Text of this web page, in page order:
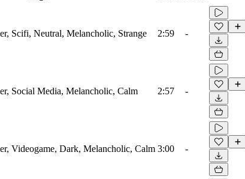
Scifi, Neutral, Melancholic, Strange 2:59 -
Social Media, Melancholic, Calm 2:57 -
Videogame, Dark, Melancholic, Calm 3:00 -